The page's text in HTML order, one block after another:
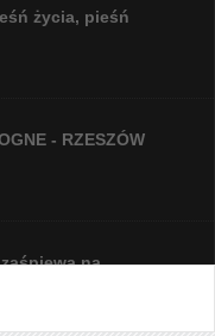
życia, pieśń
- RZESZÓW
na